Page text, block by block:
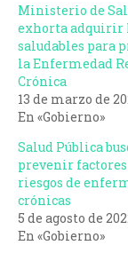
Ministerio de
exhorta adquirir
saludables para
la Enfermedad
Crónica
13 de marzo de
En «Gobierno»
Salud Pública
prevenir factores
riesgos de
crónicas
5 de agosto de
En «Gobierno»